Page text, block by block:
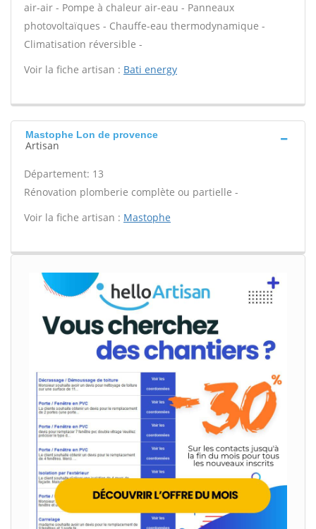
air-air - Pompe à chaleur air-eau - Panneaux
photovoltaïques - Chauffe-eau thermodynamique -
Climatisation réversible -
Voir la fiche artisan : Bati energy
Mastophe Lon de provence
Artisan
Département: 13
Rénovation plomberie complète ou partielle -
Voir la fiche artisan : Mastophe